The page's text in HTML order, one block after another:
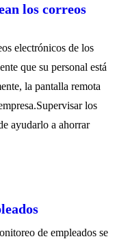
los correos
electrónicos de los
que su personal está
la pantalla remota
los
ayudarlo a ahorrar
de empleados se